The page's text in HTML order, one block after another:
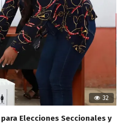
32
Elecciones Seccionales y